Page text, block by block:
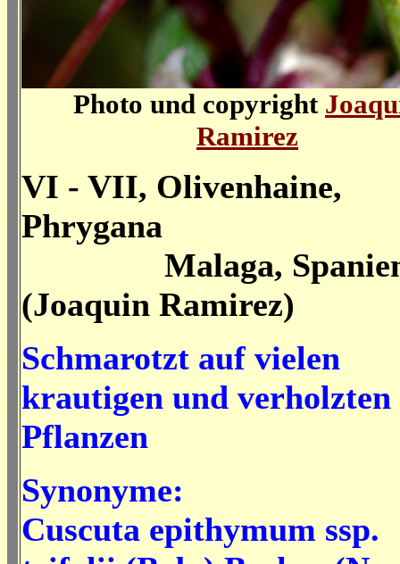
Photo und copyright
Ramirez
VI - VII, Olivenhaine,
Phrygana
Malaga,
(Joaquin Ramirez)
Schmarotzt auf vielen
krautigen und verholzten
Pflanzen
Synonyme:
Cuscuta epithymum ssp.